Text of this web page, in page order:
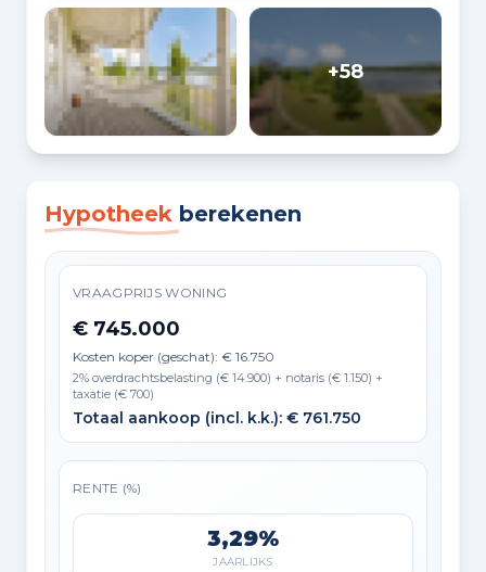
+58
Hypotheek berekenen
VRAAGPRIJS WONING
€ 745.000
Kosten koper (geschat): € 16.750
2% overdrachtsbelasting (€ 14.900) + notaris (€ 1.150) +
taxatie (€ 700)
Totaal aankoop (incl. k.k.): € 761.750
RENTE (%)
3,29%
JAARLIJKS